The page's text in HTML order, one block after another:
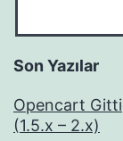
Son Yazılar
Opencart
(1.5.x – 2.x)